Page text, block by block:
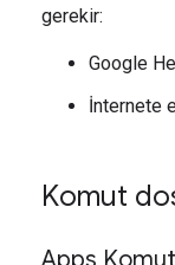
gerekir:
Google
İnternete
Komut